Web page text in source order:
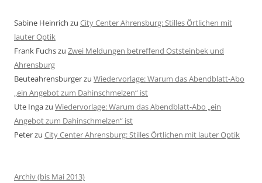
Sabine Heinrich zu City Center Ahrensburg: Stilles Örtlichen mit
lauter Optik
Frank Fuchszu Zwei Meldungen betreffend Oststeinbek und
Ahrensburg
Beuteahrensburgerzu Wiedervorlage: Warum das Abendblatt-Abo
„ein Angebot zum Dahinschmelzen“ ist
Ute Ingazu Wiedervorlage: Warum das Abendblatt-Abo „ein
Angebot zum Dahinschmelzen“ ist
Peterzu City Center Ahrensburg: Stilles Örtlichen mit lauter Optik
Archiv (bis Mai 2013)